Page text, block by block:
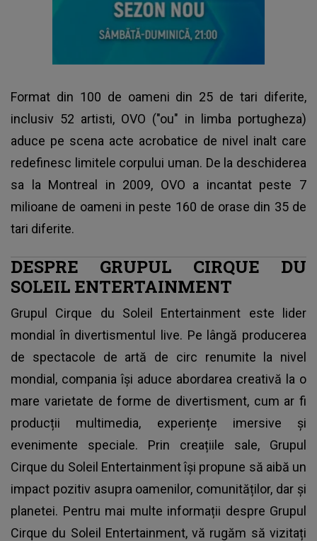
Format din 100 de oameni din 25 de tari diferite,
inclusiv 52 artisti, OVO ("ou" in limba portugheza)
aduce pe scena acte acrobatice de nivel inalt care
redefinesc limitele corpului uman. De la deschiderea
sa la Montreal in 2009, OVO a incantat peste 7
milioane de oameni in peste 160 de orase din 35 de
tari diferite.
DESPRE GRUPUL CIRQUE DU
SOLEIL ENTERTAINMENT
Grupul Cirque du Soleil Entertainment este lider
mondial în divertismentul live. Pe lângă producerea
de spectacole de artă de circ renumite la nivel
mondial, compania își aduce abordarea creativă la o
mare varietate de forme de divertisment, cum ar fi
producții multimedia, experiențe imersive și
evenimente speciale. Prin creațiile sale, Grupul
Cirque du Soleil Entertainment își propune să aibă un
impact pozitiv asupra oamenilor, comunităților, dar și
planetei. Pentru mai multe informații despre Grupul
Cirque du Soleil Entertainment, vă rugăm să vizitați